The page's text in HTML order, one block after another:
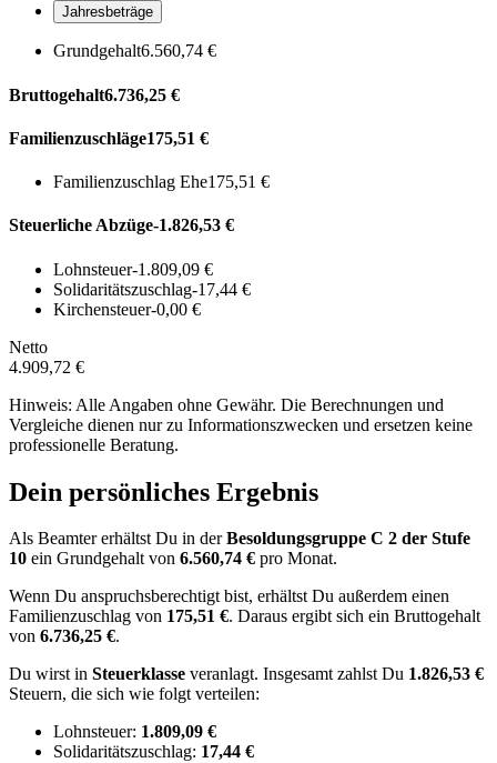
Jahresbeträge
Grundgehalt6.560,74 €
Bruttogehalt6.736,25 €
Familienzuschläge175,51 €
Familienzuschlag Ehe175,51 €
Steuerliche Abzüge-1.826,53 €
Lohnsteuer-1.809,09 €
Solidaritätszuschlag-17,44 €
Kirchensteuer-0,00 €
Netto
4.909,72 €
Hinweis: Alle Angaben ohne Gewähr. Die Berechnungen und
Vergleiche dienen nur zu Informationszwecken und ersetzen keine
professionelle Beratung.
Dein persönliches Ergebnis
Als Beamter erhältst Du in derBesoldungsgruppe C 2 der Stufe
10 ein Grundgehalt von 6.560,74 € pro Monat.
Wenn Du anspruchsberechtigt bist, erhältst Du außerdem einen
Familienzuschlag von 175,51 €. Daraus ergibt sich ein Bruttogehalt
von 6.736,25 €.
Du wirst in Steuerklasse veranlagt. Insgesamt zahlst Du 1.826,53 €
Steuern, die sich wie folgt verteilen:
Lohnsteuer: 1.809,09 €
Solidaritätszuschlag: 17,44 €